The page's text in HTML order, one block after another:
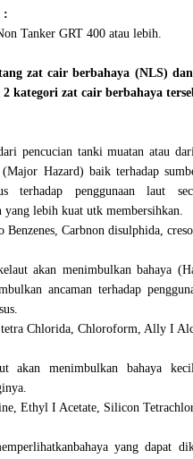
:
Tanker GRT 400 atau lebih.
zat cair berbahaya (NLS)
2 kategori zat cair berbahaya
pencucian tanki muatan atau
Hazard) baik terhadap
terhadap penggunaan laut
yang lebih kuat utk membersihkan.
Carbnon disulphida,
akan menimbulkan bahaya
ancaman terhadap
Chlorida, Chloroform, Ally I
menimbulkan bahaya
Ethyl I Acetate, Silicon
yang dapat